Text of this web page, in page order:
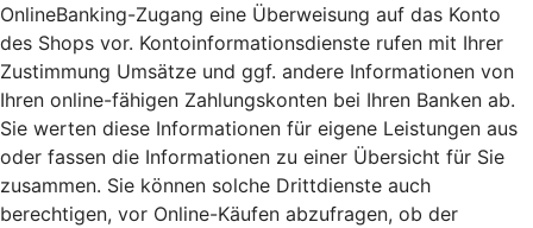
OnlineBanking-Zugang eine Überweisung auf das Konto
des Shops vor. Kontoinformationsdienste rufen mit Ihrer
Zustimmung Umsätze und ggf. andere Informationen von
Ihren online-fähigen Zahlungskonten bei Ihren Banken ab.
Sie werten diese Informationen für eigene Leistungen aus
oder fassen die Informationen zu einer Übersicht für Sie
zusammen. Sie können solche Drittdienste auch
berechtigen, vor Online-Käufen abzufragen, ob der